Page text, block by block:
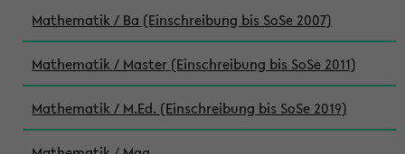
Mathematik / Ba (Einschreibung bis SoSe 2007)
Mathematik / Master (Einschreibung bis SoSe 2011)
Mathematik / M.Ed. (Einschreibung bis SoSe 2019)